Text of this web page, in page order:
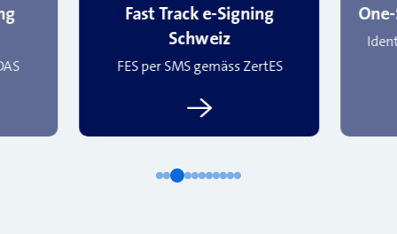
Fast Track e-Signing
Schweiz
FES per SMS gemäss ZertES